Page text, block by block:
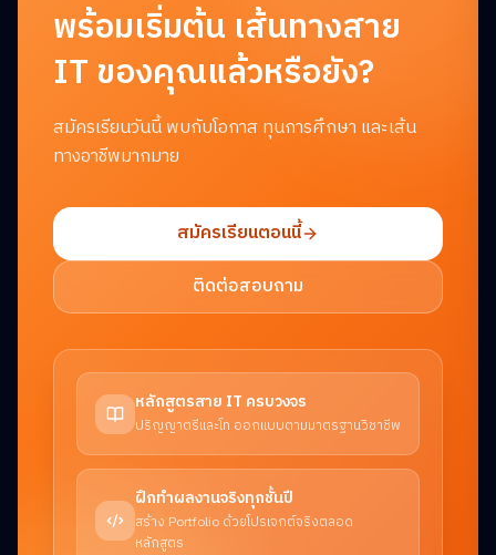
พร้อมเริ่มต้น เส้นทางสาย
IT ของคุณแล้วหรือยัง?
สมัครเรียนวันนี้ พบกับโอกาส ทุนการศึกษา และเส้น
ทางอาชีพมากมาย
สมัครเรียนตอนนี้
ติดต่อสอบถาม
หลักสูตรสาย IT ครบวงจร
ปริญญาตรีและโท ออกแบบตามมาตรฐานวิชาชีพ
ฝึกทำผลงานจริงทุกชั้นปี
สร้าง Portfolio ด้วยโปรเจกต์จริงตลอด
หลักสูตร